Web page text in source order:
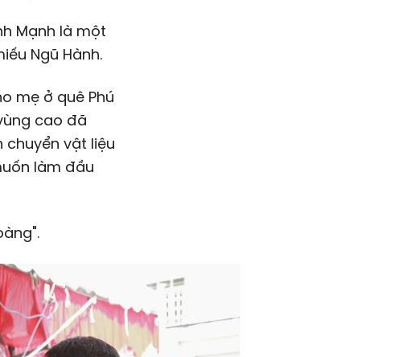
Mạnh là một
Ngũ Hành.
mẹ ở quê Phú
cao đã
chuyển vật liệu
làm đầu